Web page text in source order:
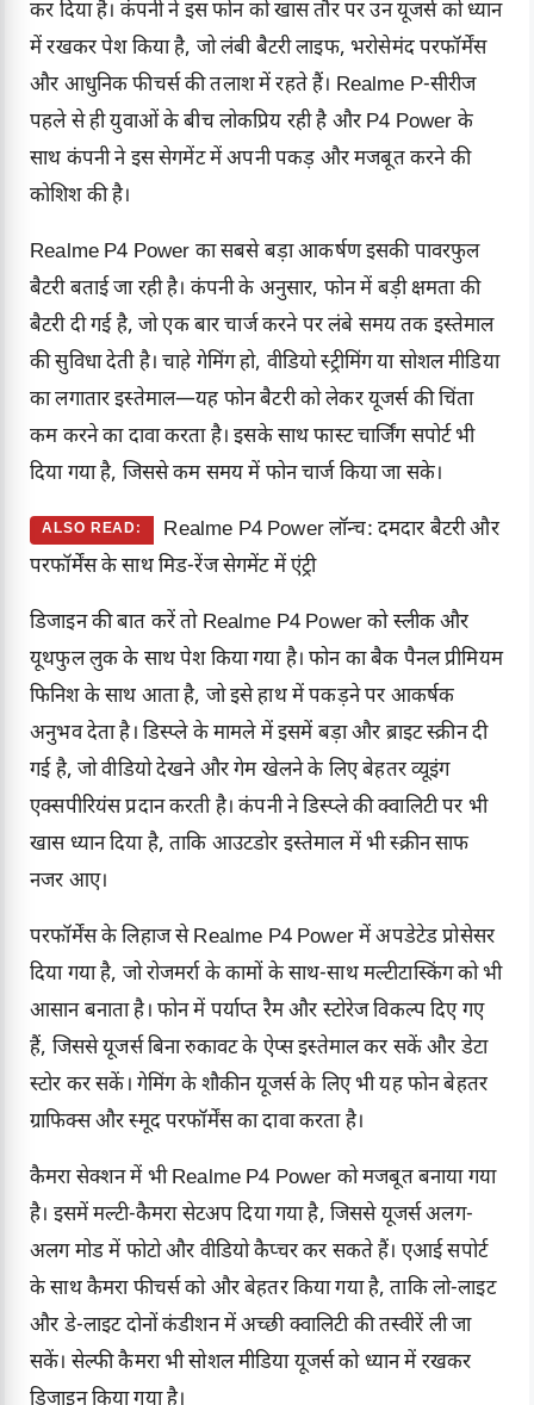
कर दिया है। कंपनी ने इस फोन को खास तौर पर उन यूजर्स को ध्यान
में रखकर पेश किया है, जो लंबी बैटरी लाइफ, भरोसेमंद परफॉर्मेंस
और आधुनिक फीचर्स की तलाश में रहते हैं। Realme P-सीरीज
पहले से ही युवाओं के बीच लोकप्रिय रही है और P4 Power के
साथ कंपनी ने इस सेगमेंट में अपनी पकड़ और मजबूत करने की
कोशिश की है।
Realme P4 Power का सबसे बड़ा आकर्षण इसकी पावरफुल
बैटरी बताई जा रही है। कंपनी के अनुसार, फोन में बड़ी क्षमता की
बैटरी दी गई है, जो एक बार चार्ज करने पर लंबे समय तक इस्तेमाल
की सुविधा देती है। चाहे गेमिंग हो, वीडियो स्ट्रीमिंग या सोशल मीडिया
का लगातार इस्तेमाल—यह फोन बैटरी को लेकर यूजर्स की चिंता
कम करने का दावा करता है। इसके साथ फास्ट चार्जिंग सपोर्ट भी
दिया गया है, जिससे कम समय में फोन चार्ज किया जा सके।
ALSO READ:
Realme P4 Power लॉन्च: दमदार बैटरी और
परफॉर्मेंस के साथ मिड-रेंज सेगमेंट में एंट्री
डिजाइन की बात करें तो Realme P4 Power को स्लीक और
यूथफुल लुक के साथ पेश किया गया है। फोन का बैक पैनल प्रीमियम
फिनिश के साथ आता है, जो इसे हाथ में पकड़ने पर आकर्षक
अनुभव देता है। डिस्प्ले के मामले में इसमें बड़ा और ब्राइट स्क्रीन दी
गई है, जो वीडियो देखने और गेम खेलने के लिए बेहतर व्यूइंग
एक्सपीरियंस प्रदान करती है। कंपनी ने डिस्प्ले की क्वालिटी पर भी
खास ध्यान दिया है, ताकि आउटडोर इस्तेमाल में भी स्क्रीन साफ
नजर आए।
परफॉर्मेंस के लिहाज से Realme P4 Power में अपडेटेड प्रोसेसर
दिया गया है, जो रोजमर्रा के कामों के साथ-साथ मल्टीटास्किंग को भी
आसान बनाता है। फोन में पर्याप्त रैम और स्टोरेज विकल्प दिए गए
हैं, जिससे यूजर्स बिना रुकावट के ऐप्स इस्तेमाल कर सकें और डेटा
स्टोर कर सकें। गेमिंग के शौकीन यूजर्स के लिए भी यह फोन बेहतर
ग्राफिक्स और स्मूद परफॉर्मेंस का दावा करता है।
कैमरा सेक्शन में भीRealme P4 Power को मजबूत बनाया गया
है। इसमें मल्टी-कैमरा सेटअप दिया गया है, जिससे यूजर्स अलग-
अलग मोड में फोटो और वीडियो कैप्चर कर सकते हैं। एआई सपोर्ट
के साथ कैमरा फीचर्स को और बेहतर किया गया है, ताकि लो-लाइट
और डे-लाइट दोनों कंडीशन में अच्छी क्वालिटी की तस्वीरें ली जा
सकें। सेल्फी कैमरा भी सोशल मीडिया यूजर्स को ध्यान में रखकर